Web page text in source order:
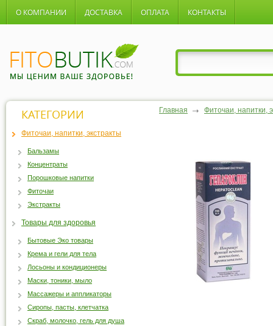
О КОМПАНИИ ДОСТАВКА ОПЛАТА КОНТАКТЫ
Главная Фиточаи, напитки,
КАТЕГОРИИ
Фиточаи, напитки, экстракты
Бальзамы
Концентраты
Порошковые напитки
Фиточаи
Экстракты
Товары для здоровья
Бытовые Эко товары
Крема и гели для тела
Лосьоны и кондиционеры
Маски, тоники, мыло
Массажеры и аппликаторы
Сиропы, пасты, клетчатка
Скраб, молочко, гель для душа